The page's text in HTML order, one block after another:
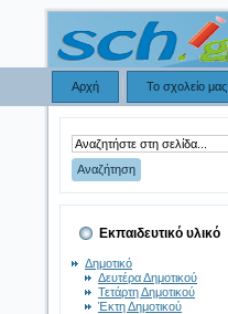
Αρχή Το σχολείο μας
Εκπαιδευτικό υλικό
Δημοτικό
Δευτέρα Δημοτικού
Τετάρτη Δημοτικού
Έκτη Δημοτικού